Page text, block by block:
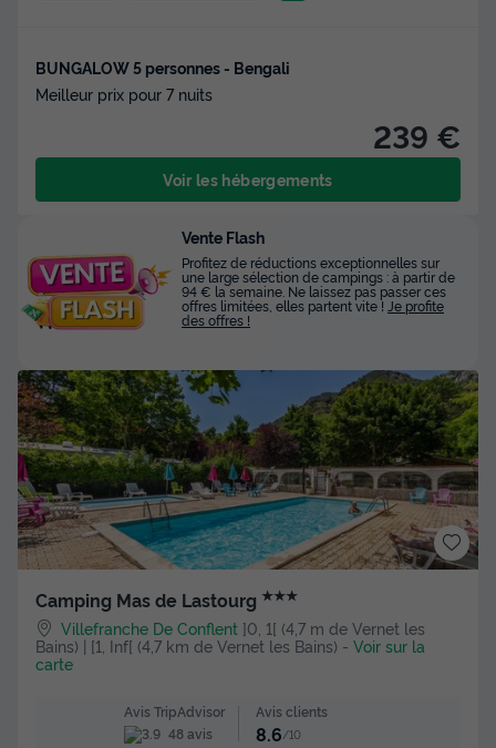
BUNGALOW 5 personnes - Bengali
Meilleur prix pour 7 nuits
239 €
Voir les hébergements
Camping Mas de Lastourg ★★★
Villefranche De Conflent ]0, 1[ (4,7 m de Vernet les
Bains) | [1, Inf[ (4,7 km de Vernet les Bains) - Voir sur la
carte
Avis TripAdvisor
48 avis
Avis clients
8.6/10
Vente Flash
Profitez de réductions exceptionnelles sur
une large sélection de campings : à partir de
94 € la semaine. Ne laissez pas passer ces
offres limitées, elles partent vite ! Je profite
des offres !